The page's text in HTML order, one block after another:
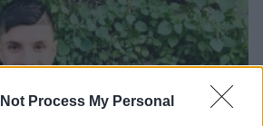
Process My Personal